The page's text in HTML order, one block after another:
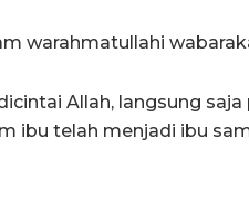
warahmatullahi
Allah, langsung
ibu telah menjadi ibu